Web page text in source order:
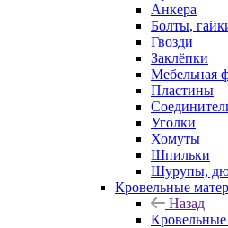
Анкера
Болты,
Гвозди
Заклёпки
Мебельная
Пластины
Уголки
Хомуты
Шпильки
Шурупы,
Кровельные
Назад